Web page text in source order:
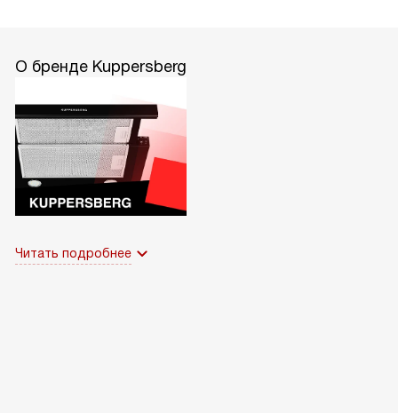
О бренде Kuppersberg
Читать подробнее